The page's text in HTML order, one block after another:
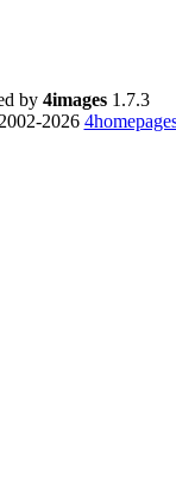
by 4images 1.7.3
2026